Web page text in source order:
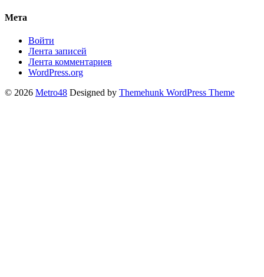
Мета
Войти
Лента записей
Лента комментариев
WordPress.org
© 2026 Metro48 Designed by Themehunk WordPress Theme